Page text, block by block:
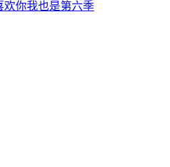
欢你我也是第六季